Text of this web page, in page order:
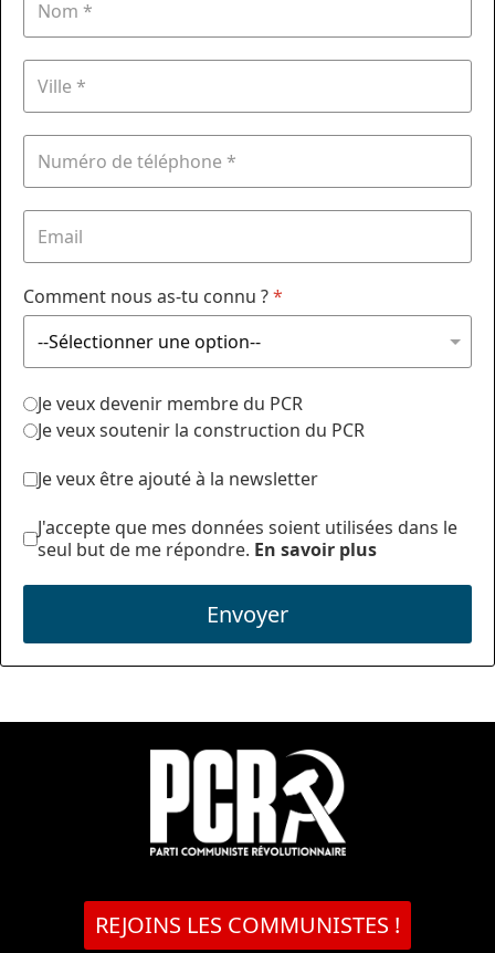
Comment nous as-tu connu ?*
Je veux devenir membre du PCR
Je veux soutenir la construction du PCR
Je veux être ajouté à la newsletter
J'accepte que mes données soient utilisées dans le
seul but de me répondre. En savoir plus
Envoyer
REJOINS LES COMMUNISTES !